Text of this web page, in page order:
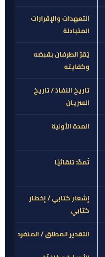
التعهدات والإقرارات
المتبادلة
يُقرّ الطرفان بقبضه
وكفايته
تاريخ النفاذ / تاريخ
السريان
المدة الأولية
تُمدَّد تلقائيًا
إشعار كتابي / إخطار
كتابي
التقدير المطلق / المنفرد